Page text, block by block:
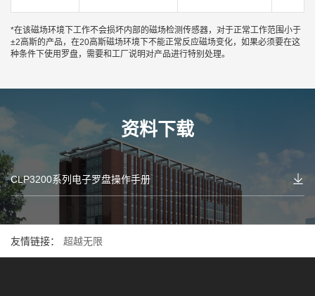
*在该磁场环境下工作不会损坏内部的磁场检测传感器，对于正常工作范围小于
±2高斯的产品，在20高斯磁场环境下不能正常反应磁场变化，如果必须要在这
种条件下使用罗盘，需要和工厂说明对产品进行特别处理。
资料下载
CLP3200系列电子罗盘操作手册
友情链接： 超越无限